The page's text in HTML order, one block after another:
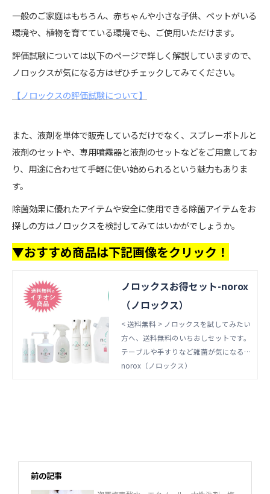
一般のご家庭はもちろん、赤ちゃんや小さな子供、ペットがいる
環境や、植物を育てている環境でも、ご使用いただけます。
評価試験については以下のページで詳しく解説していますので、
ノロックスが気になる方はぜひチェックしてみてください。
【ノロックスの評価試験について】
また、液剤を単体で販売しているだけでなく、スプレーボトルと
液剤のセットや、専用噴霧器と液剤のセットなどをご用意してお
り、用途に合わせて手軽に使い始められるという魅力もありま
す。
除菌効果に優れたアイテムや安全に使用できる除菌アイテムをお
探しの方はノロックスを検討してみてはいかがでしょうか。
▼おすすめ商品は下記画像をクリック！
ノロックスお得セット-norox
（ノロックス）
< 送料無料 > ノロックスを試してみたい
方へ、送料無料のいちおしセットです。
テーブルや手すりなど雑菌が気になる所
や、キッチンやトイレなどニオイの気に
ができるお得なセット商品です。 通常
セット価格5,000円 セット内容 フレア
norox（ノロックス）
前の記事